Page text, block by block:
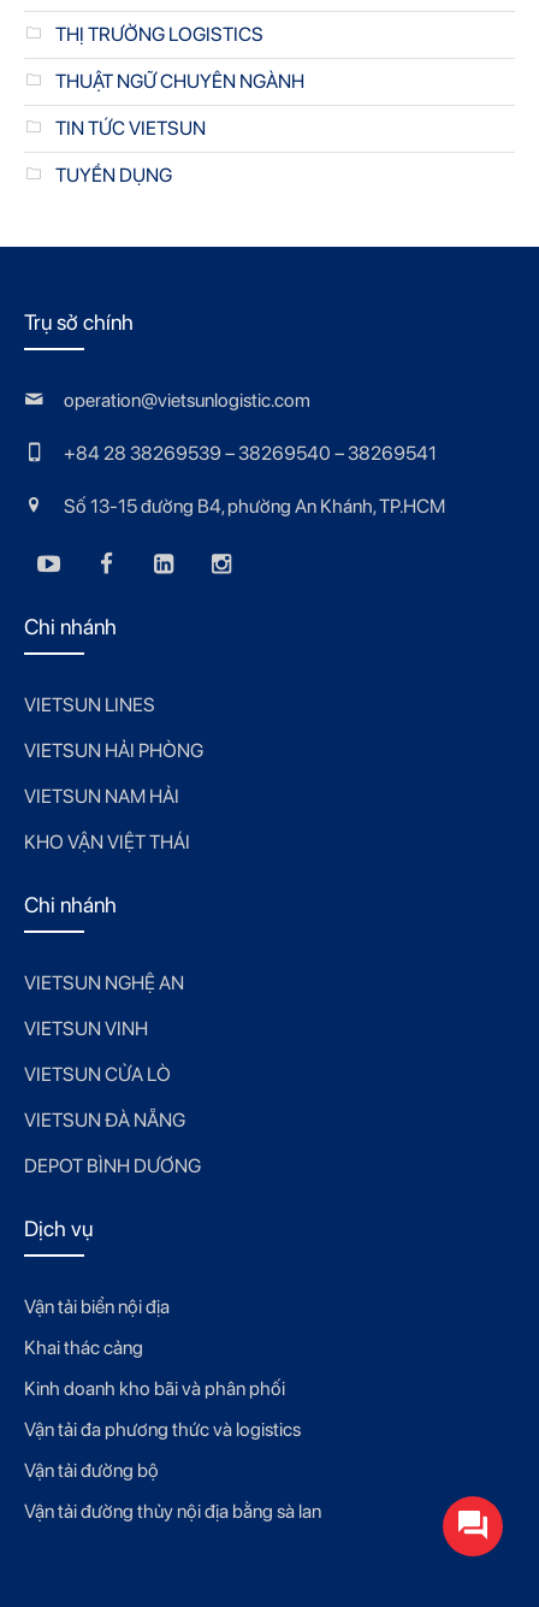
THỊ TRƯỜNG LOGISTICS
THUẬT NGỮ CHUYÊN NGÀNH
TIN TỨC VIETSUN
TUYỂN DỤNG
Trụ sở chính
operation@vietsunlogistic.com
+84 28 38269539 – 38269540 – 38269541
Số 13-15 đường B4, phường An Khánh, TP.HCM
Chi nhánh
VIETSUN LINES
VIETSUN HẢI PHÒNG
VIETSUN NAM HẢI
KHO VẬN VIỆT THÁI
Chi nhánh
VIETSUN NGHỆ AN
VIETSUN VINH
VIETSUN CỬA LÒ
VIETSUN ĐÀ NẴNG
DEPOT BÌNH DƯƠNG
Dịch vụ
Vận tải biển nội địa
Khai thác cảng
Kinh doanh kho bãi và phân phối
Vận tải đa phương thức và logistics
Vận tải đường bộ
Vận tải đường thủy nội địa bằng sà lan